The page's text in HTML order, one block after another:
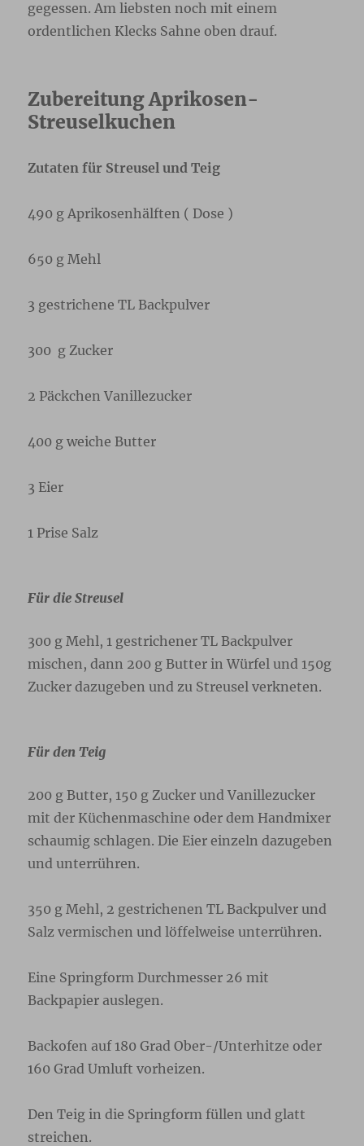
gegessen. Am liebsten noch mit einem
ordentlichen Klecks Sahne oben drauf.
Zubereitung Aprikosen-
Streuselkuchen
Zutaten für Streusel und Teig
490 g Aprikosenhälften ( Dose )
650 g Mehl
3 gestrichene TL Backpulver
300 g Zucker
2 Päckchen Vanillezucker
400 g weiche Butter
3 Eier
1 Prise Salz
Für die Streusel
300 g Mehl, 1 gestrichener TL Backpulver
mischen, dann 200 g Butter in Würfel und 150g
Zucker dazugeben und zu Streusel verkneten.
Für den Teig
200 g Butter, 150 g Zucker und Vanillezucker
mit der Küchenmaschine oder dem Handmixer
schaumig schlagen. Die Eier einzeln dazugeben
und unterrühren.
350 g Mehl, 2 gestrichenen TL Backpulver und
Salz vermischen und löffelweise unterrühren.
Eine Springform Durchmesser 26 mit
Backpapier auslegen.
Backofen auf 180 Grad Ober-/Unterhitze oder
160 Grad Umluft vorheizen.
Den Teig in die Springform füllen und glatt
streichen.